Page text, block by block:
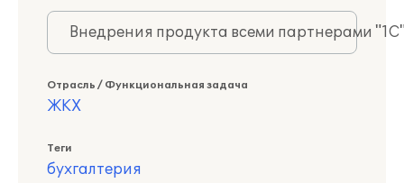
Внедрения продукта всеми партнерами
Отрасль / Функциональная задача
ЖКХ
Теги
бухгалтерия